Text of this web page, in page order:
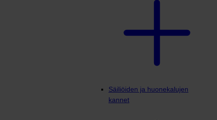
Säiliöiden ja huonekalujen
kannet